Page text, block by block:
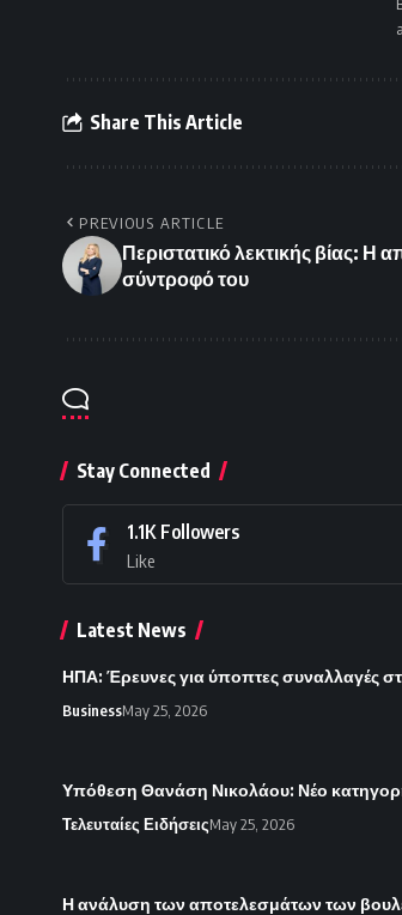
Share This Article
PREVIOUS ARTICLE
Περιστατικό λεκτικής βίας: Η
σύντροφό του
Stay Connected
1.1K Followers
Like
Latest News
ΗΠΑ: Έρευνες για ύποπτες συναλλαγές
BusinessMay 25, 2026
Υπόθεση Θανάση Νικολάου: Νέο
Τελευταίες ΕιδήσειςMay 25, 2026
Η ανάλυση των αποτελεσμάτων των